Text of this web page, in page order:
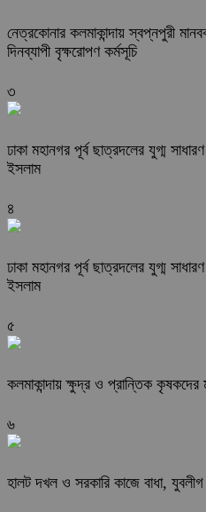
নেত্রকোনার কলমাকান্দায় স্বপ্নপুরী
দিনব্যাপী বৃক্ষরোপণ কর্মসূচি
৩
ঢাকা মহানগর পূর্ব ছাত্রদলের যুগ্ম
ইসলাম
৪
ঢাকা মহানগর পূর্ব ছাত্রদলের যুগ্ম
ইসলাম
৫
কলমাকান্দায় ক্ষুদ্র ও প্রান্তিক কৃষকদের
৬
হালট দখল ও সরকারি কাজে বাধা,